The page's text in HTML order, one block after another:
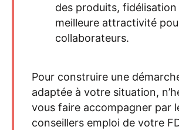
des produits,
meilleure attractivité
collaborateurs.
Pour construire une
adaptée à votre situation,
vous faire accompagner par
conseillers emploi de votre